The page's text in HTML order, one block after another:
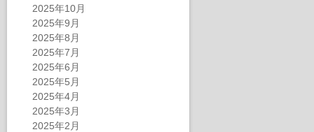
2025年10月
2025年9月
2025年8月
2025年7月
2025年6月
2025年5月
2025年4月
2025年3月
2025年2月